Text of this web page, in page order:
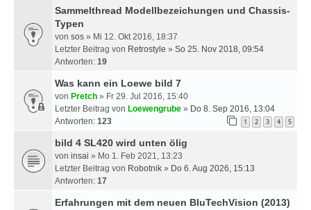
Sammelthread Modellbezeichungen und Chassis-
Typen
von sos » Mi 12. Okt 2016, 18:37
Letzter Beitrag von Retrostyle » So 25. Nov 2018, 09:54
Antworten: 19
Was kann ein Loewe bild 7
von Pretch » Fr 29. Jul 2016, 15:40
Letzter Beitrag von Loewengrube » Do 8. Sep 2016, 13:04
Antworten: 123 1 2 3 4 5
bild 4 SL420 wird unten ölig
von insai » Mo 1. Feb 2021, 13:23
Letzter Beitrag von Robotnik » Do 6. Aug 2026, 15:13
Antworten: 17
Erfahrungen mit dem neuen BluTechVision (2013)